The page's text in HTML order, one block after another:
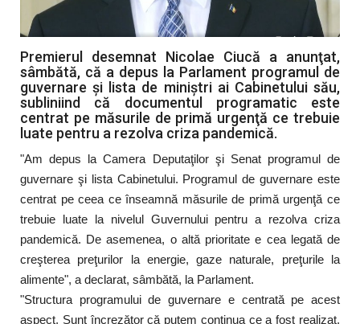
Premierul desemnat Nicolae Ciucă a anunţat,
sâmbătă, că a depus la Parlament programul de
guvernare şi lista de miniştri ai Cabinetului său,
subliniind că documentul programatic este
centrat pe măsurile de primă urgenţă ce trebuie
luate pentru a rezolva criza pandemică.
"Am depus la Camera Deputaţilor şi Senat programul de
guvernare şi lista Cabinetului. Programul de guvernare este
centrat pe ceea ce înseamnă măsurile de primă urgenţă ce
trebuie luate la nivelul Guvernului pentru a rezolva criza
pandemică. De asemenea, o altă prioritate e cea legată de
creşterea preţurilor la energie, gaze naturale, preţurile la
alimente", a declarat, sâmbătă, la Parlament.
"Structura programului de guvernare e centrată pe acest
aspect. Sunt încrezător că putem continua ce a fost realizat.